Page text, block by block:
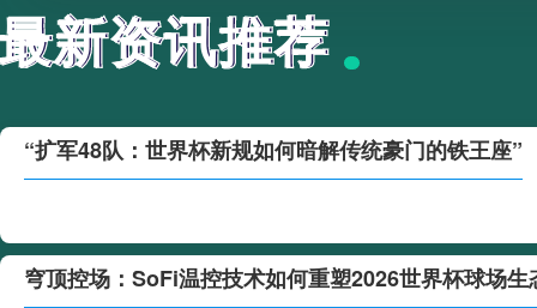
最新资讯推荐
新资讯推荐
“扩军48队：世界杯新规如何暗解传统豪门的铁王座”
穹顶控场：SoFi温控技术如何重塑2026世界杯球场生